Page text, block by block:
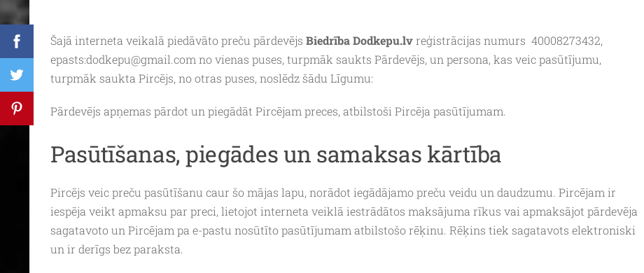
Šajā interneta veikalā piedāvāto preču pārdevējs Biedrība Dodkepu.lvreģistrācijas numurs 40008273432,
epasts:dodkepu@gmail.com no vienas puses, turpmāk saukts Pārdevējs, un persona, kas veic pasūtījumu,
turpmāk saukta Pircējs, no otras puses, noslēdz šādu Līgumu:
Pārdevējs apņemas pārdot un piegādāt Pircējam preces, atbilstoši Pircēja pasūtījumam.
Pasūtīšanas, piegādes un samaksas kārtība
Pircējs veic preču pasūtīšanu caur šo mājas lapu, norādot iegādājamo preču veidu un daudzumu. Pircējam ir
iespēja veikt apmaksu par preci, lietojot interneta veiklā iestrādātos maksājuma rīkus vai apmaksājot pārdevēja
sagatavoto un Pircējam pa e-pastu nosūtīto pasūtījumam atbilstošo rēķinu. Rēķins tiek sagatavots elektroniski
un ir derīgs bez paraksta.